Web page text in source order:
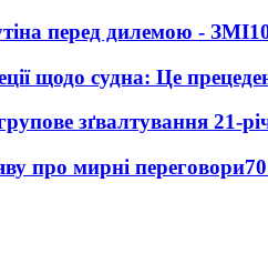
перед дилемою - ЗМІ
щодо судна: Це
зґвалтування 21-
про мирні переговори